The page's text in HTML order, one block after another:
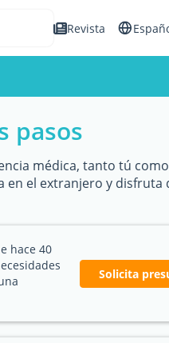
Revista
pasos
médica, tanto tú
en el extranjero y
hace 40
Solicita